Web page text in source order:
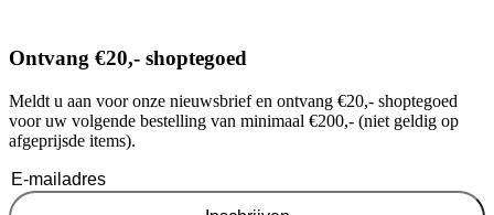
Ontvang €20,- shoptegoed
Meldt u aan voor onze nieuwsbrief en ontvang €20,- shoptegoed
voor uw volgende bestelling van minimaal €200,- (niet geldig op
afgeprijsde items).